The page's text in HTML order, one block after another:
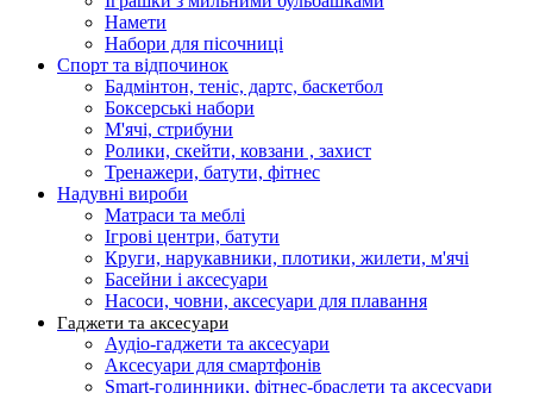
Намети
Набори для пісочниці
Спорт та відпочинок
Бадмінтон, теніс, дартс, баскетбол
Боксерські набори
М'ячі, стрибуни
Ролики, скейти, ковзани , захист
Тренажери, батути, фітнес
Надувні вироби
Матраси та меблі
Ігрові центри, батути
Круги, нарукавники, плотики, жилети, м'ячі
Басейни і аксесуари
Насоси, човни, аксесуари для плавання
Гаджети та аксесуари
Аудіо-гаджети та аксесуари
Аксесуари для смартфонів
Smart-годинники, фітнес-браслети та аксесуари